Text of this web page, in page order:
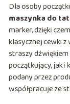
Dla osoby
maszynka do
marker, dzięki
klasycznej cewki
straszy
początkujący, jak i
podany przez
współpracuje ze